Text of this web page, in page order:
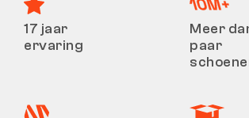
17 jaar
ervaring
Meer
paar